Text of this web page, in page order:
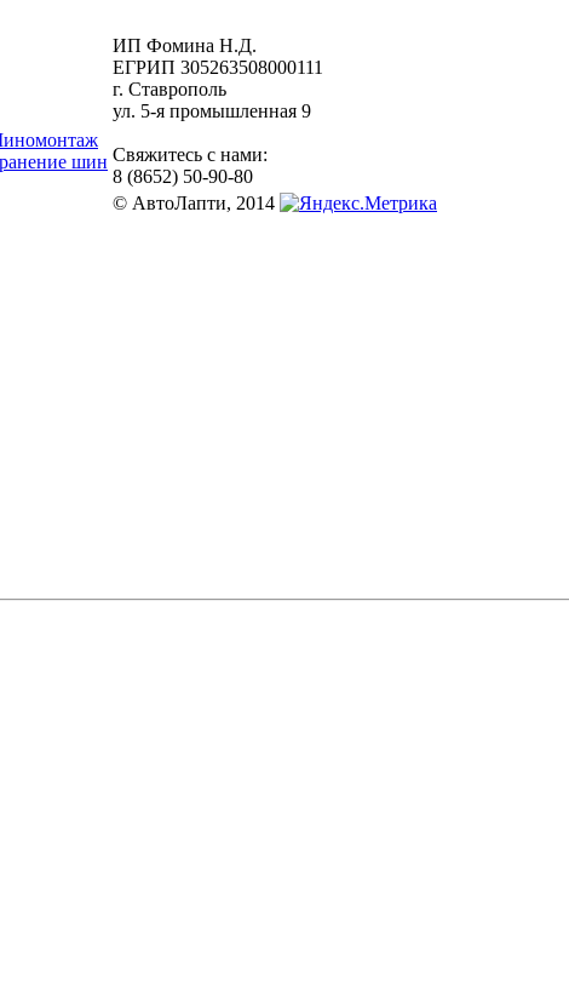
шин
ИП Фомина Н.Д.
ЕГРИП 305263508000111
г. Ставрополь
ул. 5-я промышленная 9
Свяжитесь с нами:
8 (8652) 50-90-80
© АвтоЛапти, 2014